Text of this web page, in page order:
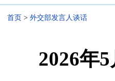
首页 > 外交部发言人谈话
2026年